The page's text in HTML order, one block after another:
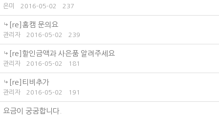
은미 2016-05-02 237
[re]홈캠 문의요
관리자 2016-05-02 239
[re]할인금액과 사은품 알려주세요
관리자 2016-05-02 181
[re]티비추가
관리자 2016-05-02 191
요금이 궁굼합니다.